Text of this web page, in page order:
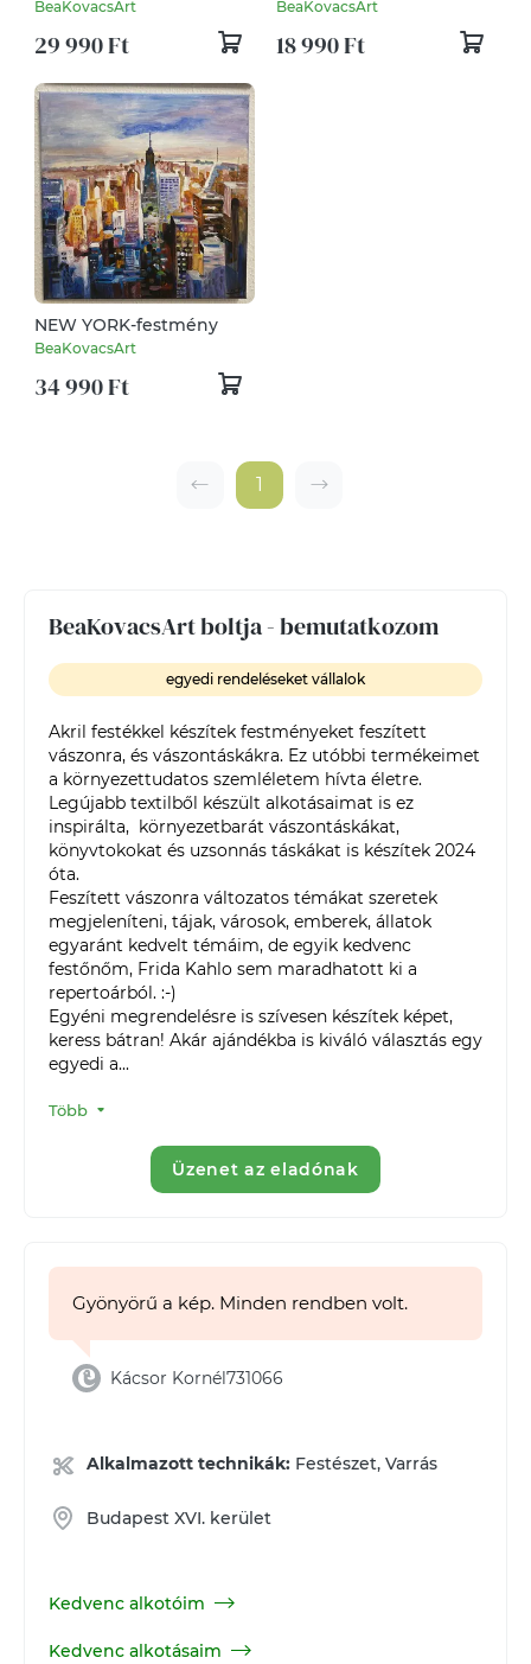
BeaKovacsArt boltja - bemutatkozom
egyedi rendeléseket vállalok
Akril festékkel készítek festményeket feszített
vászonra, és vászontáskákra. Ez utóbbi termékeimet
a környezettudatos szemléletem hívta életre.
Legújabb textilből készült alkotásaimat is ez
inspirálta,  környezetbarát vászontáskákat,
könyvtokokat és uzsonnás táskákat is készítek 2024
óta.
Feszített vászonra változatos témákat szeretek
megjeleníteni, tájak, városok, emberek, állatok
egyaránt kedvelt témáim, de egyik kedvenc
festőnőm, Frida Kahlo sem maradhatott ki a
repertoárból. :-)
Egyéni megrendelésre is szívesen készítek képet,
keress bátran! Akár ajándékba is kiváló választás egy
egyedi a...
Több
Üzenet az eladónak
Gyönyörű a kép. Minden rendben volt.
Kácsor Kornél731066
Alkalmazott technikák: Festészet, Varrás
Budapest XVI. kerület
Kedvenc alkotóim
Kedvenc alkotásaim
BeaKovacsArt
29 990 Ft
BeaKovacsArt
18 990 Ft
NEW YORK-festmény
BeaKovacsArt
34 990 Ft
1